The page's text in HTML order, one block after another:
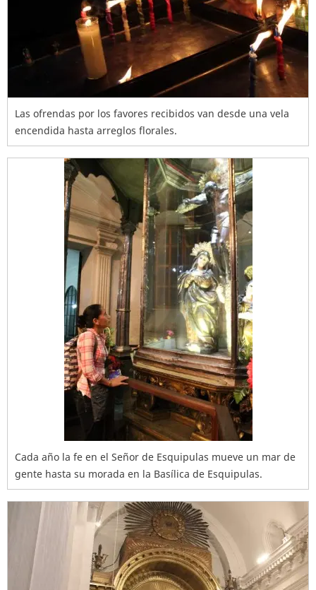
Las ofrendas por los favores recibidos van desde una vela
encendida hasta arreglos florales.
Cada año la fe en el Señor de Esquipulas mueve un mar de
gente hasta su morada en la Basílica de Esquipulas.